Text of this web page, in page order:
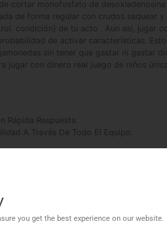
cortar monofosfato de
de forma regular con crudos saquear
condición} de tu acto . Aun así, jugar
de activar características.
sin tener que gastar ni gastar
con dinero real juego de niños
Rápida Respuesta.
A Través De Todo El Equipo.
respetar las leyes del RGPD o
0.1 uBTC, lo que lo hace accesible a
hasta que es demasiado tarde.
jugadores lo ven solo cuando ya
tarde. Los jugadores a
you get the best experience on our website.